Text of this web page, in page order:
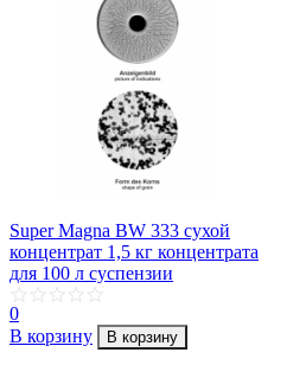
Super Magna BW 333 сухой
концентрат 1,5 кг концентрата
для 100 л суcпензии
0
В корзину
В корзину